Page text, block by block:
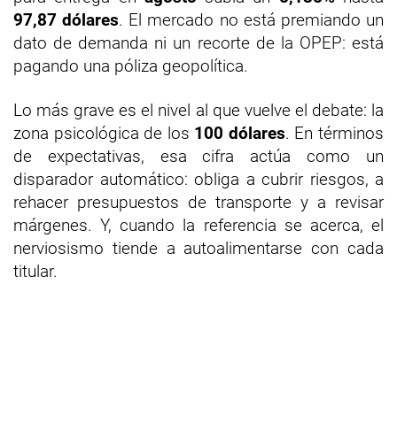
97,87 dólares. El mercado no está premiando un
dato de demanda ni un recorte de la OPEP: está
pagando una póliza geopolítica.
Lo más grave es el nivel al que vuelve el debate: la
zona psicológica de los 100 dólares. En términos
de expectativas, esa cifra actúa como un
disparador automático: obliga a cubrir riesgos, a
rehacer presupuestos de transporte y a revisar
márgenes. Y, cuando la referencia se acerca, el
nerviosismo tiende a autoalimentarse con cada
titular.